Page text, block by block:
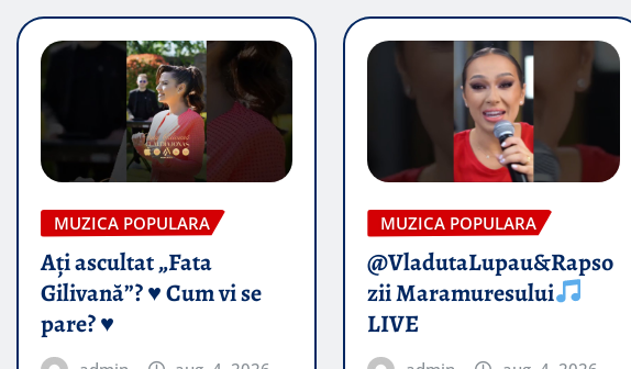
MUZICA POPULARA
Ați ascultat „Fata
Gilivană”? ♥️ Cum vi se
pare? ♥️
MUZICA POPULARA
@VladutaLupau&Rapso
zii Maramuresului
LIVE